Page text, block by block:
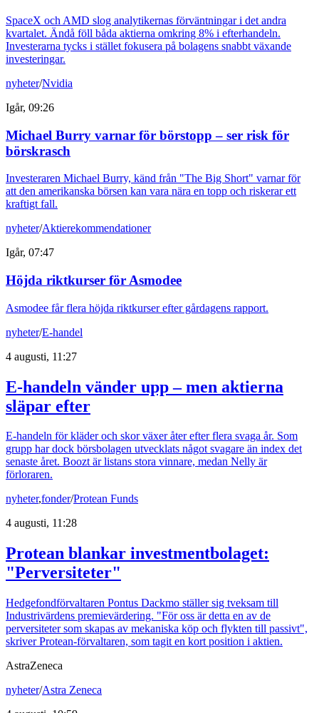
SpaceX och AMD slog analytikernas förväntningar i det andra
kvartalet. Ändå föll båda aktierna omkring 8% i efterhandeln.
Investerarna tycks i stället fokusera på bolagens snabbt växande
investeringar.
nyheter/Nvidia
Igår, 09:26
Michael Burry varnar för börstopp – ser risk för
börskrasch
Investeraren Michael Burry, känd från "The Big Short" varnar för
att den amerikanska börsen kan vara nära en topp och riskerar ett
kraftigt fall.
nyheter/Aktierekommendationer
Igår, 07:47
Höjda riktkurser för Asmodee
Asmodee får flera höjda riktkurser efter gårdagens rapport.
nyheter/E-handel
4 augusti, 11:27
E-handeln vänder upp – men aktierna
släpar efter
E-handeln för kläder och skor växer åter efter flera svaga år. Som
grupp har dock börsbolagen utvecklats något svagare än index det
senaste året. Boozt är listans stora vinnare, medan Nelly är
förloraren.
nyheter,fonder/Protean Funds
4 augusti, 11:28
Protean blankar investmentbolaget:
"Perversiteter"
Hedgefondförvaltaren Pontus Dackmo ställer sig tveksam till
Industrivärdens premievärdering. "För oss är detta en av de
perversiteter som skapas av mekaniska köp och flykten till passivt",
skriver Protean-förvaltaren, som tagit en kort position i aktien.
AstraZeneca
nyheter/Astra Zeneca